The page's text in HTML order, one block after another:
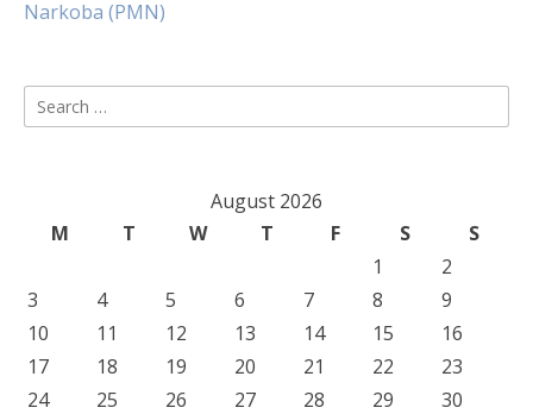
Narkoba (PMN)
Search
for:
August 2026
M
T W T F S
S
1
2
3
4 5 6 7 8
9
10
11 12 13 14 15
16
17
18 19 20 21 22
23
24
25 26 27 28 29
30